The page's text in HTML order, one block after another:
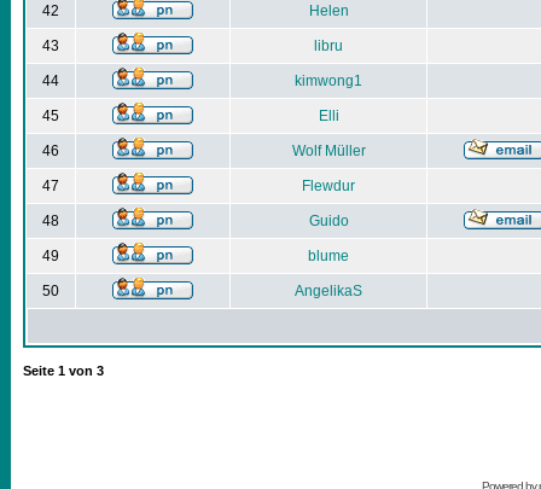
42 Helen
43 libru
44 kimwong1
45 Elli
46 Wolf Müller
47 Flewdur
48 Guido
49 blume
50 AngelikaS
Seite 1 von 3
Powered by